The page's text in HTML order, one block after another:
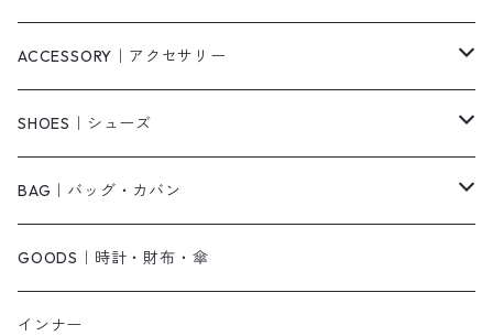
ニット/セーター
ベアトップ・チューブトップ
その他
その他
ロングワンピース
シャツワンピース
キャミワンピース
オールインワン・サロペット
ジャンパースカート
スカート
その他
ACCESSORY｜アクセサリー
ピアス・リング
ネックレス
ベルト
ブレスレット
SHOES｜シューズ
パンプス
サンダル
ショートブーツ・ブーティ
BAG｜バッグ・カバン
ショルダーバッグ
ハンドバッグ
GOODS｜時計・財布・傘
インナー